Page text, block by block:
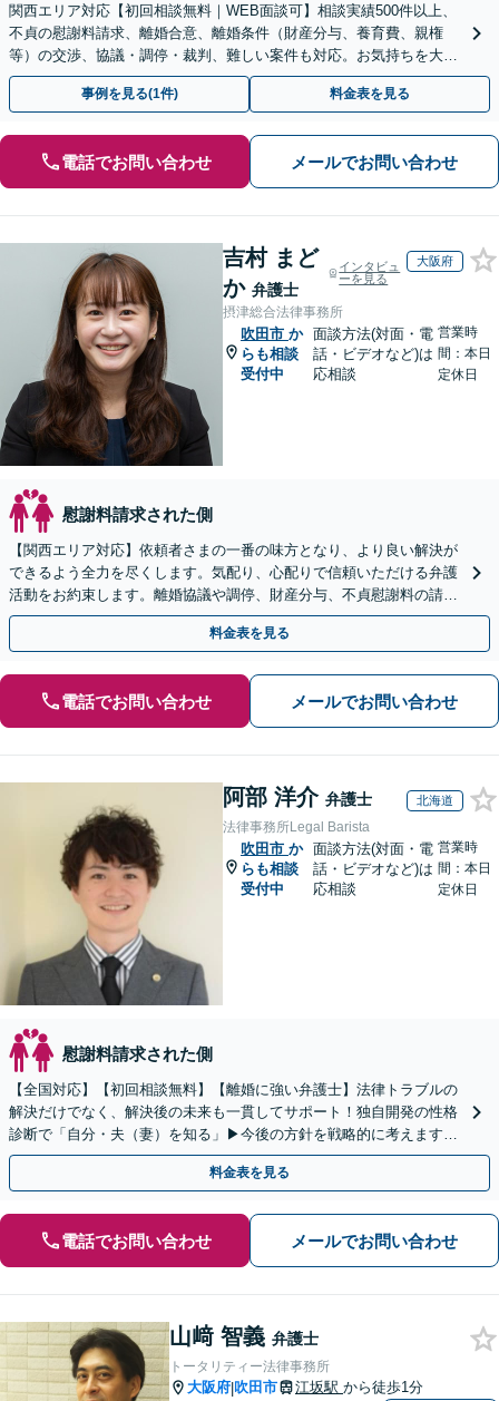
関西エリア対応【初回相談無料｜WEB面談可】相談実績500件以上、
不貞の慰謝料請求、離婚合意、離婚条件（財産分与、養育費、親権
等）の交渉、協議・調停・裁判、難しい案件も対応。お気持ちを大切
に、最良の解決へ【弁護士歴15年以上｜子連れ相談可】
事例を見る(1件) 料金表を見る
電話でお問い合わせ メールでお問い合わせ
吉村 まど
か 弁護士
インタビュ
ーを見る
大阪府
摂津総合法律事務所
吹田市 か
らも相談
受付中
面談方法(対面・電
話・ビデオなど)は
応相談
営業時
間：本日
定休日
慰謝料請求された側
【関西エリア対応】依頼者さまの一番の味方となり、より良い解決が
できるよう全力を尽くします。気配り、心配りで信頼いただける弁護
活動をお約束します。離婚協議や調停、財産分与、不貞慰謝料の請
求、面会交流、親権など離婚問題に幅広く対応【夜間相談可】
料金表を見る
電話でお問い合わせ メールでお問い合わせ
阿部 洋介 弁護士 北海道
法律事務所Legal Barista
吹田市 か
らも相談
受付中
面談方法(対面・電
話・ビデオなど)は
応相談
営業時
間：本日
定休日
慰謝料請求された側
【全国対応】【初回相談無料】【離婚に強い弁護士】法律トラブルの
解決だけでなく、解決後の未来も一貫してサポート！独自開発の性格
診断で「自分・夫（妻）を知る」▶︎今後の方針を戦略的に考えます！
【休日夜間／オンライン相談OK】
料金表を見る
電話でお問い合わせ メールでお問い合わせ
山﨑 智義 弁護士
トータリティー法律事務所
大阪府|吹田市 江坂駅 から徒歩1分